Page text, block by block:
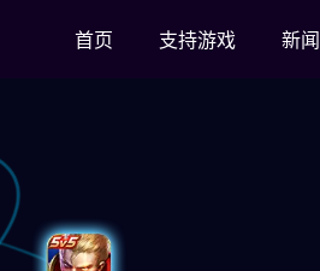
首页 支持游戏 新